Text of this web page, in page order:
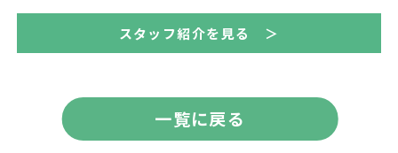
スタッフ紹介を見る ＞
一覧に戻る